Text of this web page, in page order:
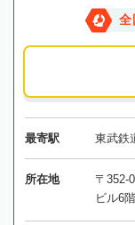
全
最寄駅 東武鉄
所在地
〒352-
ビル6階